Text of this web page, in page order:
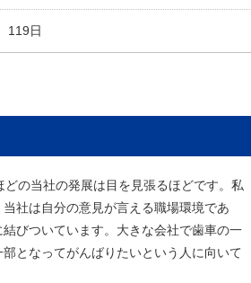
119日
の当社の発展は目を見張るほどです。私
社は自分の意見が言える職場環境であ
びついています。大きな会社で歯車の一
となってがんばりたいという人に向いて